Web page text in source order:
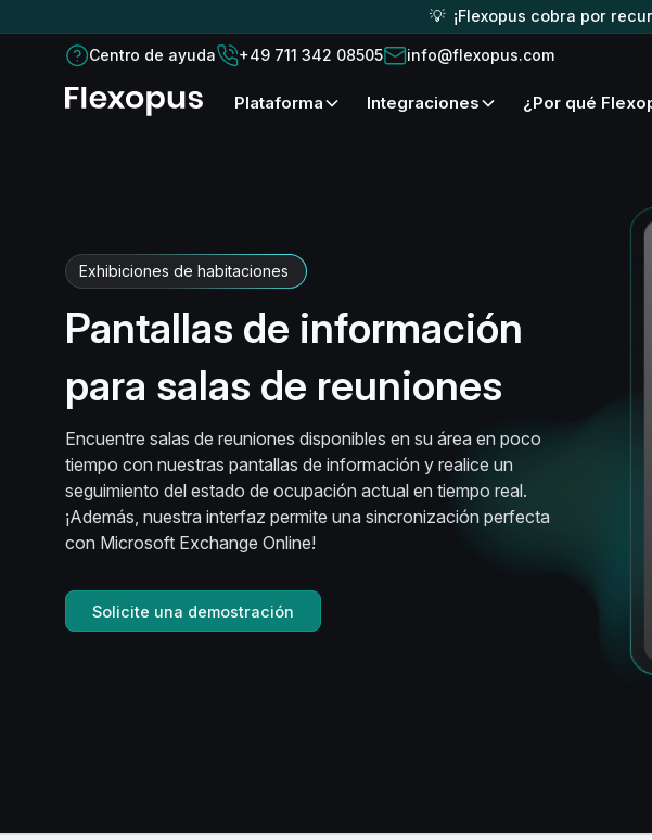
💡 ¡Flexopus cobra por
Centro de ayuda +49 711 342 08505 info@flexopus.com
plataforma Integraciones ¿Por qué
Exhibiciones de habitaciones
Pantallas de información
para salas de reuniones
Encuentre salas de reuniones disponibles en su área en poco
tiempo con nuestras pantallas de información y realice un
seguimiento del estado de ocupación actual en tiempo real.
¡Además, nuestra interfaz permite una sincronización perfecta
con Microsoft Exchange Online!
Solicite una demostración